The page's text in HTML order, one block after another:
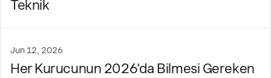
Teknik
Jun 12, 2026
Her Kurucunun 2026'da Bilmesi Gereken